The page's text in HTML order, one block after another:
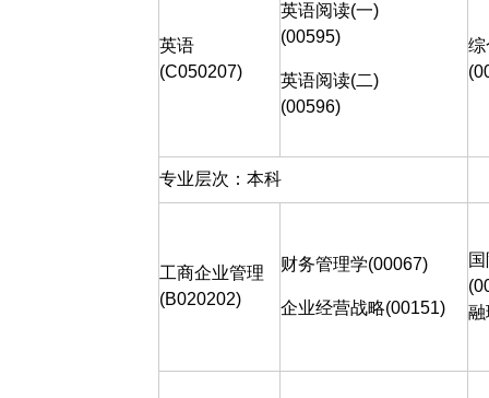
英语
(C050207)
英语阅读(一)
(00595)
英语阅读(二)
(00596)
综
专业层次：本科
工商企业管理
(B020202)
财务管理学(00067)
企业经营战略(00151)
融